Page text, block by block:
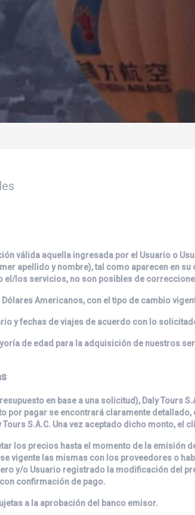
válida aquella ingresada por el Usuario o
apellido y nombre), tal como aparecen en su
el/los servicios, no son posibles de
Americanos, con el tipo de cambio
y fechas de viajes de acuerdo con lo
de edad para la adquisición de nuestros
en base a una solicitud), Daly Tours
por pagar se encontrará claramente
Tours S.A.C. Una vez aceptado dicho monto, el
los precios hasta el momento de la emisión
vigente las mismas con los proveedores o
y/o Usuario registrado la modificación del
confirmación de pago.
a la aprobación del banco emisor.